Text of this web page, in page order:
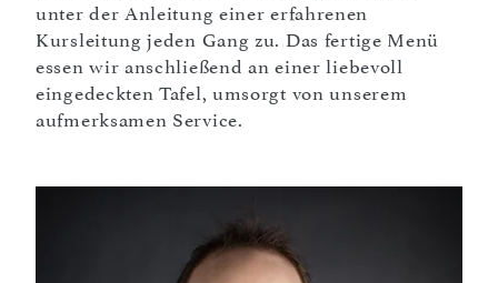
unter der Anleitung einer erfahrenen
Kursleitung jeden Gang zu. Das fertige Menü
essen wir anschließend an einer liebevoll
eingedeckten Tafel, umsorgt von unserem
aufmerksamen Service.